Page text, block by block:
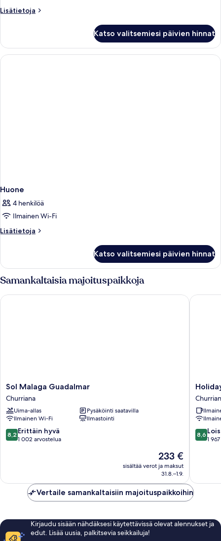
Lisätietoja
Lisätietoja
Katso valitsemiesi päivien hinnat
Huone
4 henkilöä
Ilmainen Wi-Fi
Lisätietoja
Lisätietoja
Katso valitsemiesi päivien hinnat
Samankaltaisia majoituspaikkoja
Sol
Malaga
Guadalmar
Churriana
Sol Malaga Guadalmar
Churriana
Uima-allas
Pysäköinti saatavilla
Ilmainen Wi-Fi
Ilmastointi
8.2
kautta
arvostelua
8,2 Erittäin hyvä
1 002 arvostelua
Hinta
on
233 €
233 €
sisältää verot ja maksut
31.8.–1.9.
Sol Malaga Guadalmar
Holiday
Inn
Express
Malaga
Airport
by
IHG
8.6
kautta
8,6
1
Holiday
Vertaile samankaltaisiin majoituspaikkoihin
Kirjaudu sisään nähdäksesi käytettävissä olevat alennukset ja
edut. Lisää uusia, palkitsevia seikkailuja!